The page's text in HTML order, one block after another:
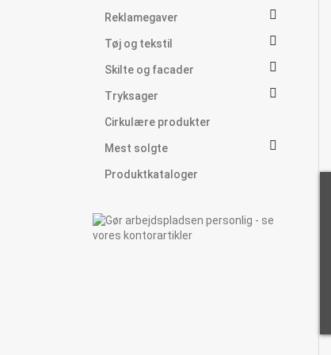
Reklamegaver 
Tøj og tekstil 
Skilte og facader 
Tryksager 
Cirkulære produkter
Mest solgte 
Produktkataloger